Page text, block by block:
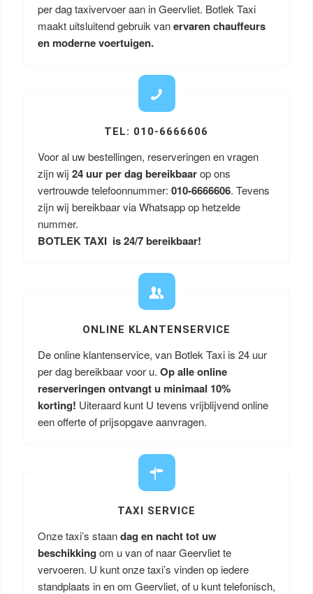
per dag taxivervoer aan in Geervliet. Botlek Taxi
maakt uitsluitend gebruik vanervaren chauffeurs
en moderne voertuigen.
TEL: 010-6666606
Voor al uw bestellingen, reserveringen en vragen
zijn wij 24 uur per dag bereikbaarop ons
vertrouwde telefoonnummer: 010-6666606. Tevens
zijn wij bereikbaar via Whatsapp op hetzelde
nummer.
BOTLEK TAXI is 24/7 bereikbaar!
ONLINE KLANTENSERVICE
De online klantenservice, van Botlek Taxi is 24 uur
per dag bereikbaar voor u. Op alle online
reserveringen ontvangt u minimaal 10%
korting! Uiteraard kunt U tevens vrijblijvend online
een offerte of prijsopgave aanvragen.
TAXI SERVICE
Onze taxi’s staandag en nacht tot uw
beschikking om u van of naar Geervliet te
vervoeren. U kunt onze taxi’s vinden op iedere
standplaats in en om Geervliet, of u kunt telefonisch,